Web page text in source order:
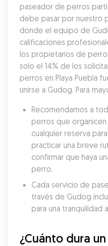
paseador de perros
debe pasar por nuestro
donde el equipo de
calificaciones
los propietarios de
solo el 14% de los
perros en Playa Puebla
unirse a Gudog. Para
Recomendamos a
perros que
cualquier reserva
practicar una breve
confirmar que haya
perro.
Cada servicio de
través de Gudog
para una tranquilidad
¿Cuánto dura